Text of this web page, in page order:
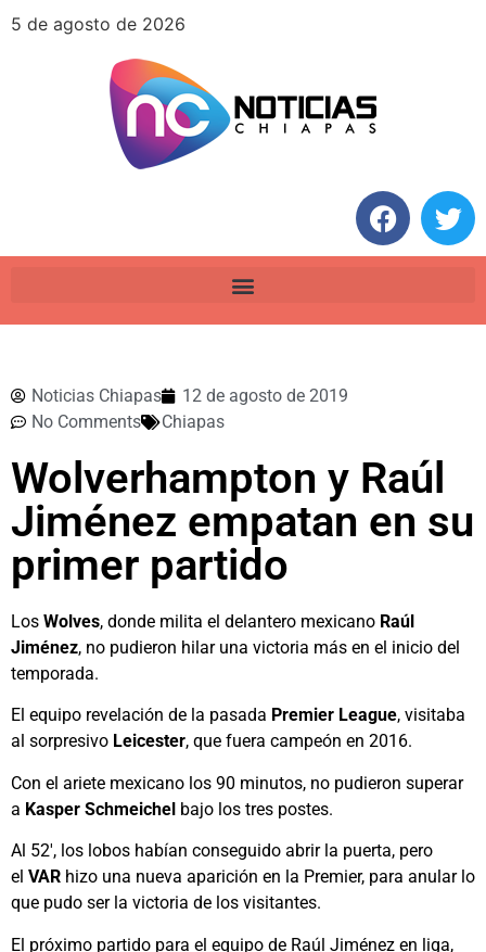
5 de agosto de 2026
Noticias Chiapas
12 de agosto de 2019
No Comments
Chiapas
Wolverhampton y Raúl
Jiménez empatan en su
primer partido
Los Wolves, donde milita el delantero mexicano Raúl
Jiménez, no pudieron hilar una victoria más en el inicio del
temporada.
El equipo revelación de la pasada Premier League, visitaba
al sorpresivo Leicester, que fuera campeón en 2016.
Con el ariete mexicano los 90 minutos, no pudieron superar
a Kasper Schmeichel bajo los tres postes.
Al 52′, los lobos habían conseguido abrir la puerta, pero
el VAR hizo una nueva aparición en la Premier, para anular lo
que pudo ser la victoria de los visitantes.
El próximo partido para el equipo de Raúl Jiménez en liga,